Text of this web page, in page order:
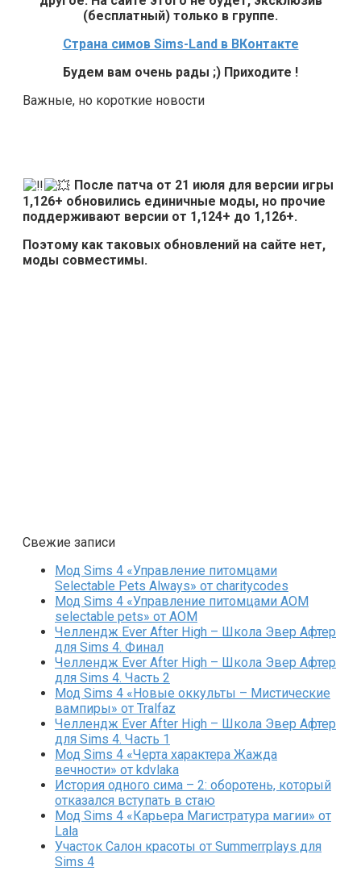
(бесплатный) только в группе.
Страна симов Sims-Land в ВКонтакте
Будем вам очень рады ;) Приходите !
Важные, но короткие новости
После патча от 21 июля для версии игры
1,126+ обновились единичные моды, но прочие
поддерживают версии от 1,124+ до 1,126+.
Поэтому как таковых обновлений на сайте нет,
моды совместимы.
Свежие записи
Мод Sims 4 «Управление питомцами
Selectable Pets Always» от charitycodes
Мод Sims 4 «Управление питомцами AOM
selectable pets» от AOM
Челлендж Ever After High – Школа Эвер Афтер
для Sims 4. Финал
Челлендж Ever After High – Школа Эвер Афтер
для Sims 4. Часть 2
Мод Sims 4 «Новые оккульты – Мистические
вампиры» от Tralfaz
Челлендж Ever After High – Школа Эвер Афтер
для Sims 4. Часть 1
Мод Sims 4 «Черта характера Жажда
вечности» от kdvlaka
История одного сима – 2: оборотень, который
отказался вступать в стаю
Мод Sims 4 «Карьера Магистратура магии» от
Lala
Участок Салон красоты от Summerrplays для
Sims 4